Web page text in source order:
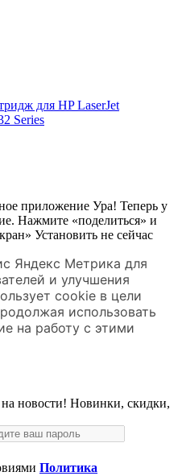
для HP LaserJet
Series
приложение Ура! Теперь у
Нажмите «поделиться» и
Установить не сейчас
Яндекс Метрика для
и улучшения
cookie в цели
использовать
на работу с этими
новости! Новинки, скидки,
Политика